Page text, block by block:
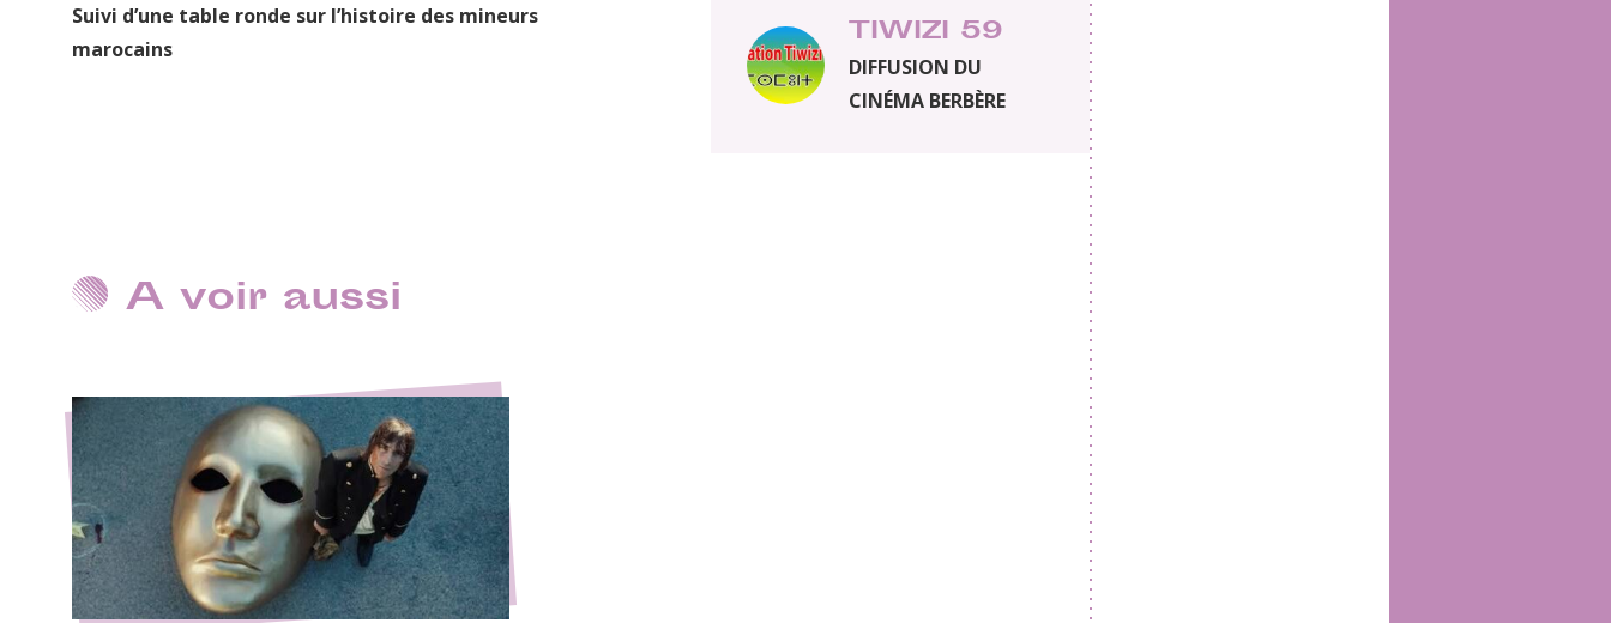
TIWIZI 59
DIFFUSION DU
CINÉMA BERBÈRE
Suivi d’une table ronde sur l’histoire des mineurs
marocains
A voir aussi